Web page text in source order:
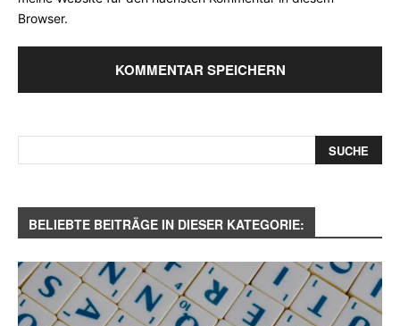
Browser.
BELIEBTE BEITRÄGE IN DIESER KATEGORIE: